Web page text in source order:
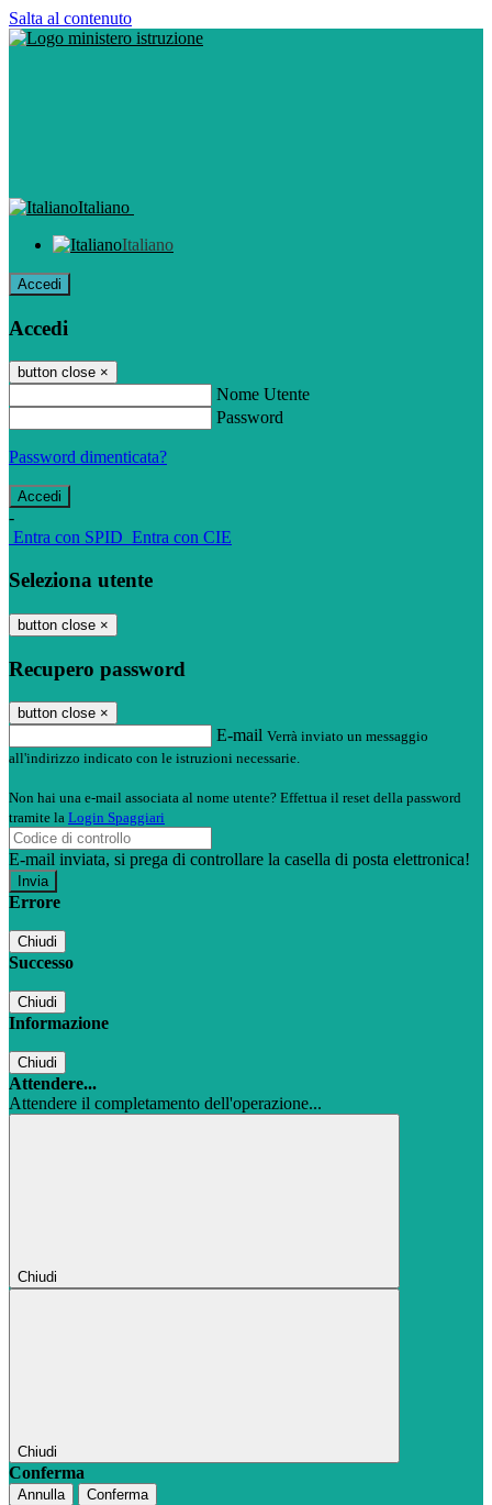
Salta al contenuto
Italiano
Italiano
Accedi
Accedi
button close ×
Nome Utente
Password
Password dimenticata?
-
Entra con SPID Entra con CIE
Seleziona utente
button close ×
Recupero password
button close ×
E-mail Verrà inviato un messaggio
all'indirizzo indicato con le istruzioni necessarie.
Non hai una e-mail associata al nome utente? Effettua il reset della password
tramite la Login Spaggiari
E-mail inviata, si prega di controllare la casella di posta elettronica!
Errore
Chiudi
Successo
Chiudi
Informazione
Chiudi
Attendere...
Attendere il completamento dell'operazione...
Chiudi
Chiudi
Conferma
Annulla Conferma